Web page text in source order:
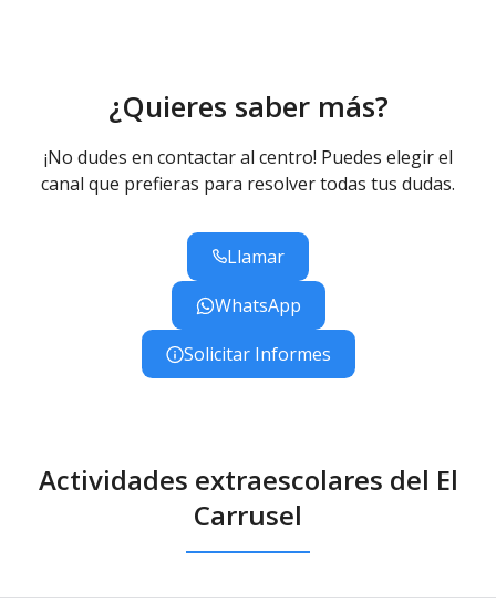
¿Quieres saber más?
¡No dudes en contactar al centro! Puedes elegir el
canal que prefieras para resolver todas tus dudas.
Llamar
WhatsApp
Solicitar Informes
Actividades extraescolares del El
Carrusel